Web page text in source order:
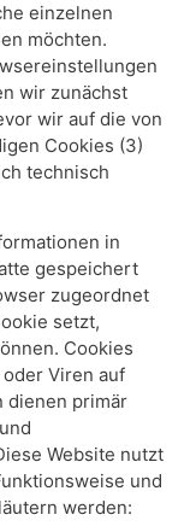
einzelnen
möchten.
wir zunächst
wir auf die von
Cookies (3)
technisch
in
gespeichert
zugeordnet
setzt,
Cookies
Viren auf
dienen primär
Website nutzt
und
werden: